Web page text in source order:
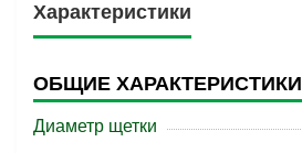
Характеристики
ОБЩИЕ ХАРАКТЕРИСТИКИ
Диаметр щетки